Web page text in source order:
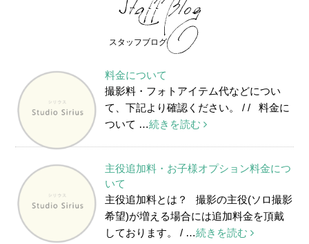
スタッフブログ
料金について
撮影料・フォトアイテム代などについ
て、下記より確認ください。 / / 料金に
ついて …続きを読む
主役追加料・お子様オプション料金につ
いて
主役追加料とは？ 撮影の主役(ソロ撮影
希望)が増える場合には追加料金を頂戴
しております。 / …続きを読む